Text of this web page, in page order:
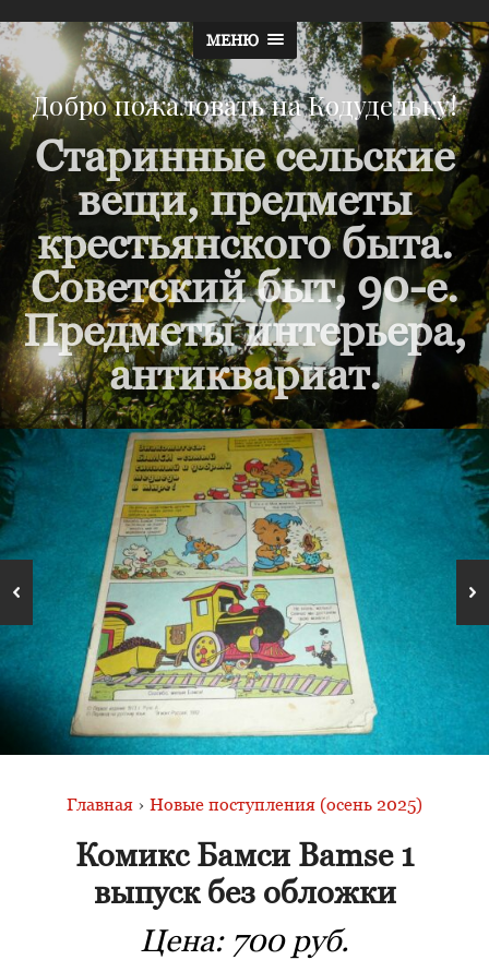
МЕНЮ
Добро пожаловать на Кодудельку!
Старинные сельские
вещи, предметы
крестьянского быта.
Советский быт, 90-е.
Предметы интерьера,
антиквариат.
Главная › Новые поступления (осень 2025)
Комикс Бамси Bamse 1
выпуск без обложки
Цена: 700 руб.